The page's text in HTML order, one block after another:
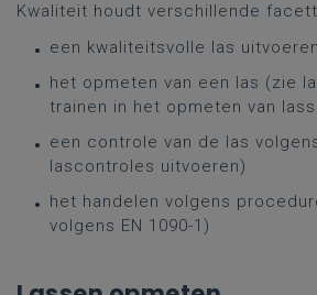
Kwaliteit houdt verschillende
een kwaliteitsvolle las uitvoeren
het opmeten van een las (zie
trainen in het opmeten van
een controle van de las
lascontroles uitvoeren)
het handelen volgens
volgens EN 1090-1)